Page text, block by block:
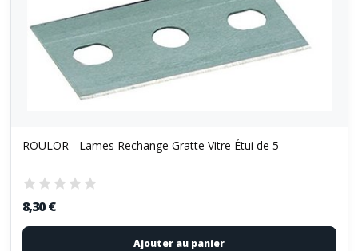
ROULOR - Lames Rechange Gratte Vitre Étui de 5
8,30 €
Ajouter au panier